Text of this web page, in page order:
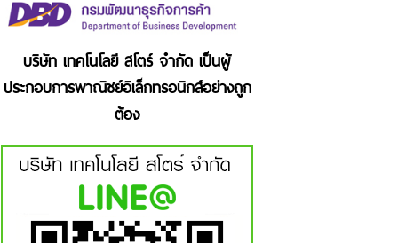
บริษัท เทคโนโลยี สโตร์ จำกัด เป็นผู้
ประกอบการพาณิชย์อิเล็กทรอนิกส์อย่างถูก
ต้อง